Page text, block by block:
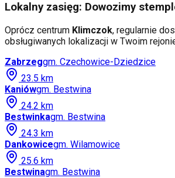
Lokalny zasięg: Dowozimy
Oprócz centrum Klimczok, regularnie
obsługiwanych lokalizacji w Twoim
Zabrzeggm. Czechowice-Dziedzice
23.5 km
Kaniówgm. Bestwina
24.2 km
Bestwinkagm. Bestwina
24.3 km
Dankowicegm. Wilamowice
25.6 km
Bestwinagm. Bestwina